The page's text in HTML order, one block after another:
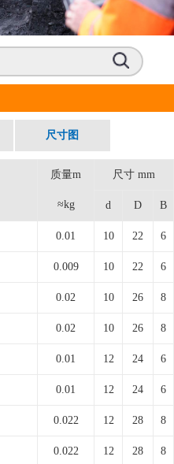
尺寸图
质量m
≈kg
尺寸 mm
d D B
0.01 10 22 6
0.009 10 22 6
0.02 10 26 8
0.02 10 26 8
0.01 12 24 6
0.01 12 24 6
0.022 12 28 8
0.022 12 28 8